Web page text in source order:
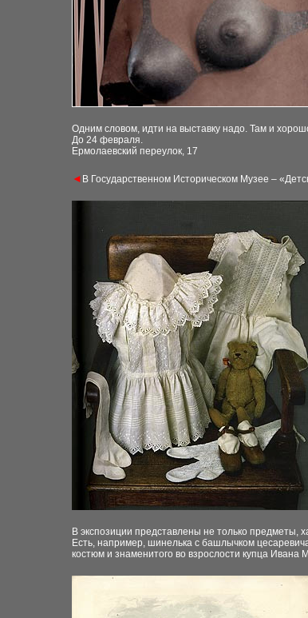
Одним словом, идти на выставку надо. Там и
До 24 февраля.
Ермолаевский переулок, 17
◄ В Государственном Историческом Музее –
В экспозиции представлены не только предметы,
Есть, например, шинелька с башлычком
костюм и знаменитого во взрослости купца Ивана